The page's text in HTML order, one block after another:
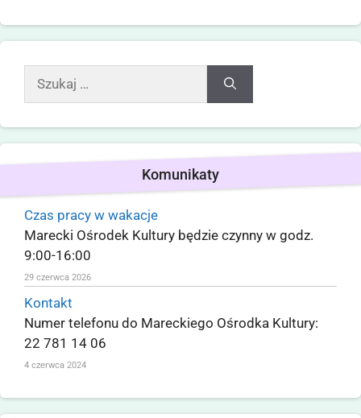
Komunikaty
Czas pracy w wakacje
Marecki Ośrodek Kultury będzie czynny w godz.
9:00-16:00
29 czerwca 2026
Kontakt
Numer telefonu do Mareckiego Ośrodka Kultury:
22 781 14 06
4 czerwca 2024